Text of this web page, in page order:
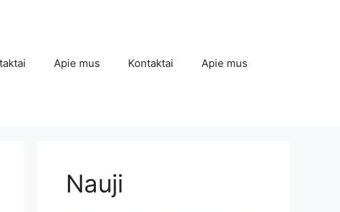
Apie mus Kontaktai Apie mus
Nauji